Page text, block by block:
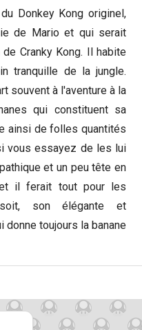
Donkey Kong originel,
de Mario et qui serait
Cranky Kong. Il habite
tranquille de la jungle.
souvent à l'aventure à la
qui constituent sa
ainsi de folles quantités
vous essayez de les lui
et un peu tête en
il ferait tout pour les
son élégante et
donne toujours la banane